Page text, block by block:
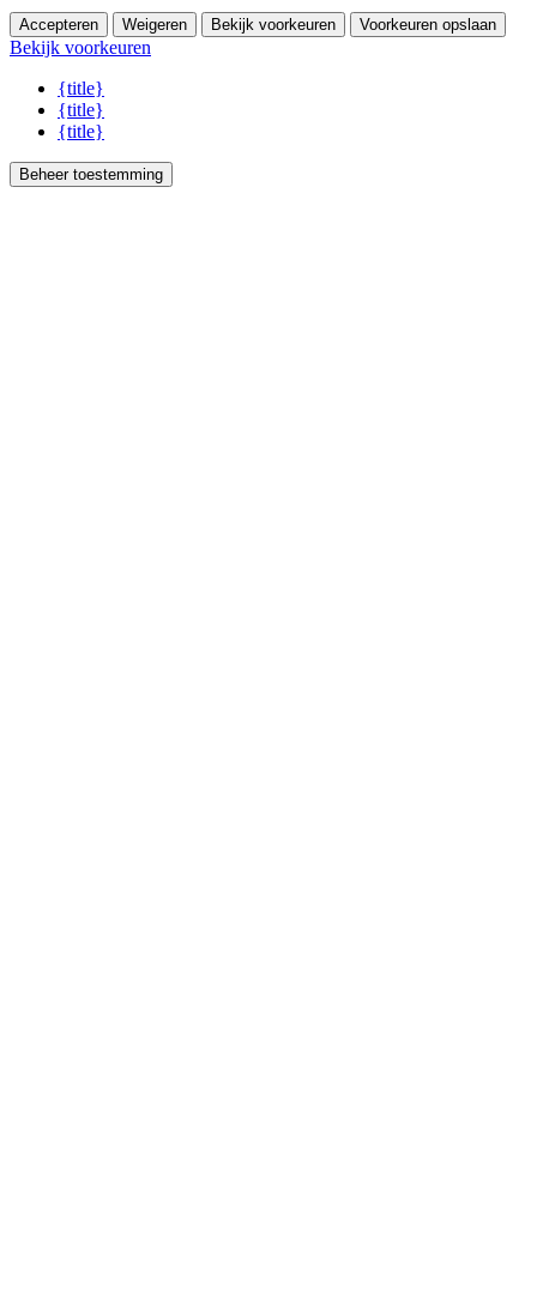
Accepteren Weigeren Bekijk voorkeuren Voorkeuren opslaan
Bekijk voorkeuren
{title}
{title}
{title}
Beheer toestemming